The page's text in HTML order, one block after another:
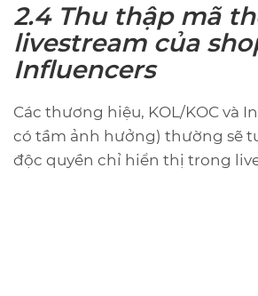
2.4 Thu thập mã
livestream của
Influencers
Các thương hiệu, KOL/KOC và
có tầm ảnh hưởng) thường sẽ
độc quyền chỉ hiển thị trong